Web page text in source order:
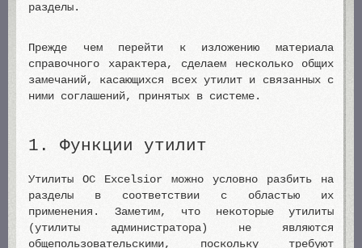
разделы.
Прежде чем перейти к изложению материала
справочного характера, сделаем несколько общих
замечаний, касающихся всех утилит и связанных с
ними соглашений, принятых в системе.
1. Функции утилит
Утилиты ОС Excelsior можно условно разбить на
разделы в соответствии с областью их
применения. Заметим, что некоторые утилиты
(утилиты администратора) не являются
общепользовательскими, поскольку требуют